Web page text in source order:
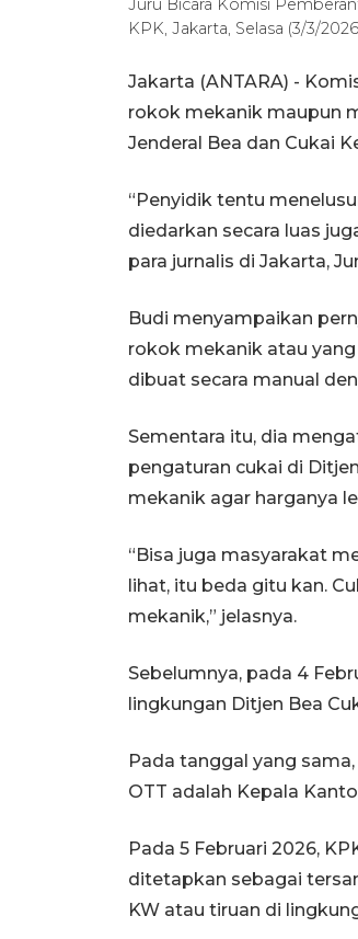
Juru Bicara Komisi
KPK, Jakarta, Selasa (3/3/
Jakarta (ANTARA) -
rokok mekanik maupun
Jenderal Bea dan Cukai
“Penyidik tentu
diedarkan secara luas
para jurnalis di Jakarta,
Budi menyampaikan
rokok mekanik atau
dibuat secara manual
Sementara itu, dia
pengaturan cukai di
mekanik agar harganya
“Bisa juga masyarakat
lihat, itu beda gitu kan.
mekanik,” jelasnya.
Sebelumnya, pada 4
lingkungan Ditjen Bea
Pada tanggal yang
OTT adalah Kepala
Pada 5 Februari 2026,
ditetapkan sebagai
KW atau tiruan di